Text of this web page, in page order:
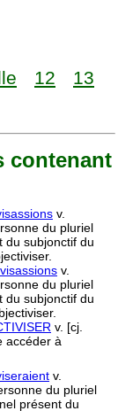
12
13
contenant
v.
du pluriel
du subjonctif du
v.
du pluriel
du subjonctif du
v. [cj.
accéder à
v.
du pluriel
présent du